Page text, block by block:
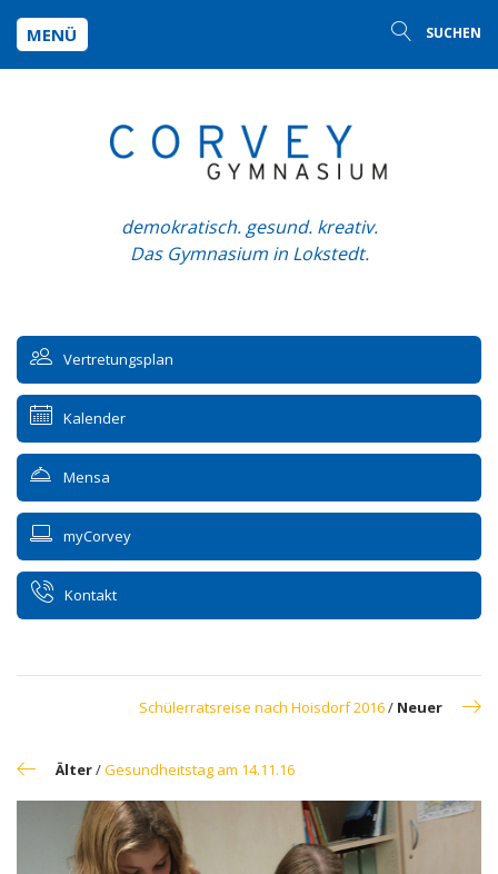
MENÜ SUCHEN
demokratisch. gesund. kreativ.
Das Gymnasium in Lokstedt.
Vertretungsplan
Kalender
Mensa
myCorvey
Kontakt
Schülerratsreise nach Hoisdorf 2016/ Neuer
Älter/Gesundheitstag am 14.11.16